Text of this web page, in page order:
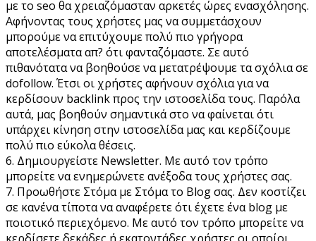
με το seo θα χρειαζόμασταν αρκετές ώρες ενασχόλησης.
Αφήνοντας τους χρήστες μας να συμμετάσχουν
μπορούμε να επιτύχουμε πολύ πιο γρήγορα
αποτελέσματα απ? ότι φανταζόμαστε. Σε αυτό
πιθανότατα να βοηθούσε να μετατρέψουμε τα σχόλια σε
dofollow. Έτσι οι χρήστες αφήνουν σχόλια για να
κερδίσουν backlink προς την ιστοσελίδα τους. Παρόλα
αυτά, μας βοηθούν σημαντικά στο να φαίνεται ότι
υπάρχει κίνηση στην ιστοσελίδα μας και κερδίζουμε
πολύ πιο εύκολα θέσεις.
6. Δημιουργείστε Newsletter. Με αυτό τον τρόπο
μπορείτε να ενημερώνετε ανέξοδα τους χρήστες σας.
7. Προωθήστε Στόμα με Στόμα το Blog σας. Δεν κοστίζει
σε κανένα τίποτα να αναφέρετε ότι έχετε ένα blog με
ποιοτικό περιεχόμενο. Με αυτό τον τρόπο μπορείτε να